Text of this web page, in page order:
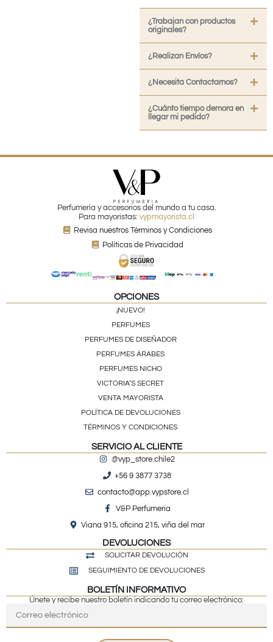
¿Trabajan con productos
originales?
¿Realizan Envíos?
¿Necesita Contactarnos?
¿Cuánto tiempo demora en
llegar mi pedido?
Perfumería y accesorios del mundo a tu casa.
Para mayoristas: vypmayorista.cl
Revisa nuestros Términos y Condiciones
Políticas de Privacidad
OPCIONES
¡NUEVO!
PERFUMES
PERFUMES DE DISEÑADOR
PERFUMES ÁRABES
PERFUMES NICHO
VICTORIA’S SECRET
VENTA MAYORISTA
POLÍTICA DE DEVOLUCIONES
TÉRMINOS Y CONDICIONES
SERVICIO AL CLIENTE
@vyp_store.chile2
+56 9 3877 3738
contacto@app.vypstore.cl
V&P Perfumeria
Viana 915, oficina 215, viña del mar
DEVOLUCIONES
SOLICITAR DEVOLUCIÓN
SEGUIMIENTO DE DEVOLUCIONES
BOLETÍN INFORMATIVO
Únete y recibe nuestro boletín indicando tu correo electrónico: